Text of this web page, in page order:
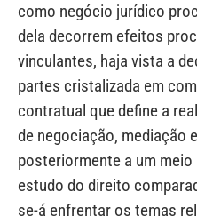
como negócio jurídico
dela decorrem efeitos
vinculantes, haja vista a
partes cristalizada em
contratual que define a
de negociação, mediação
posteriormente a um
estudo do direito
se-á enfrentar os temas